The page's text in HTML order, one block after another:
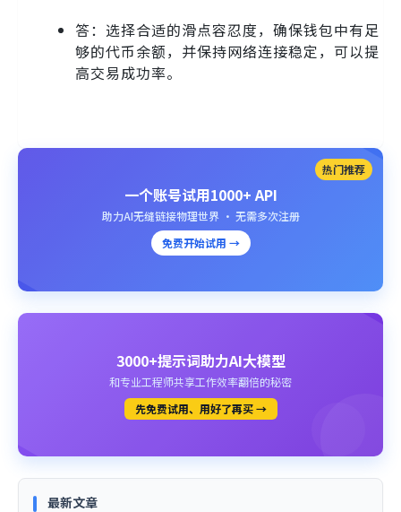
答：选择合适的滑点容忍度，确保钱包中有足
够的代币余额，并保持网络连接稳定，可以提
高交易成功率。
热门推荐
一个账号试用1000+ API
助力AI无缝链接物理世界 · 无需多次注册
免费开始试用 →
3000+提示词助力AI大模型
和专业工程师共享工作效率翻倍的秘密
先免费试用、用好了再买 →
最新文章